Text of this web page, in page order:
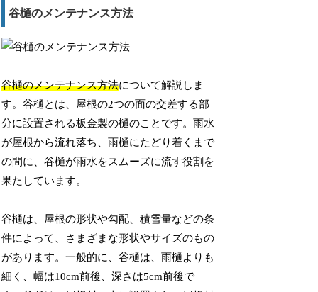
谷樋のメンテナンス方法
谷樋のメンテナンス方法について解説しま
す。谷樋とは、屋根の2つの面の交差する部
分に設置される板金製の樋のことです。雨水
が屋根から流れ落ち、雨樋にたどり着くまで
の間に、谷樋が雨水をスムーズに流す役割を
果たしています。
谷樋は、屋根の形状や勾配、積雪量などの条
件によって、さまざまな形状やサイズのもの
があります。一般的に、谷樋は、雨樋よりも
細く、幅は10cm前後、深さは5cm前後で